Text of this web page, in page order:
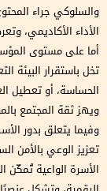
والسلوكي جراء
الأداء الأكاديمي،
أما على مستوى
تخل باستقرار البيئة
الحساسة، أو تعطيل
ويهز ثقة المجتمع
وفيما يتعلق بدور
تعزيز الوعي بالأمن
الأسرة الواعية تُمكّن